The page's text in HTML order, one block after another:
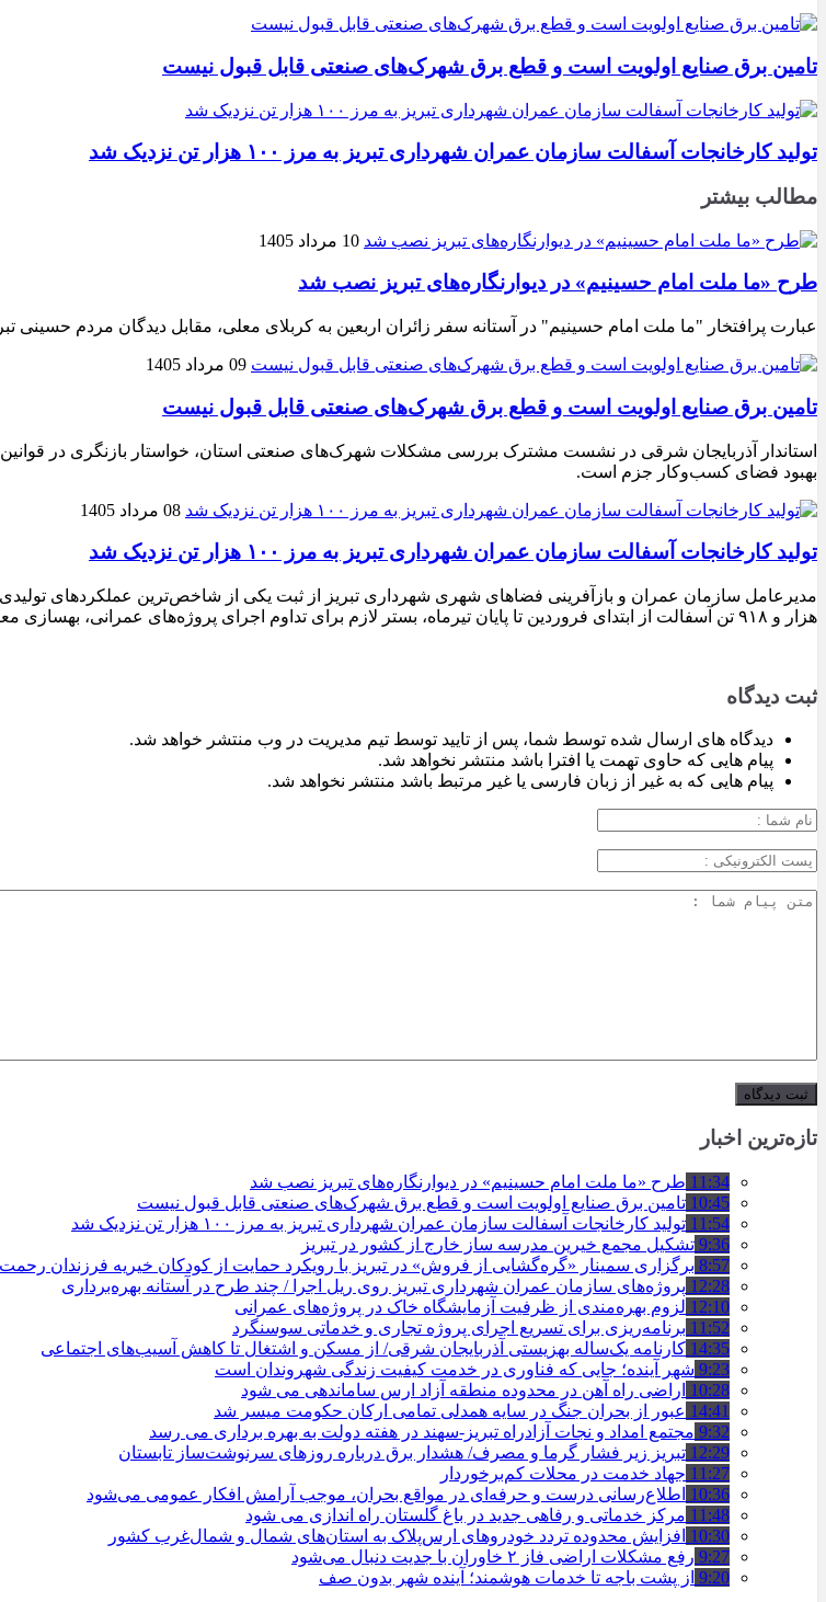
تامین برق صنایع اولویت است و قطع برق شهرک‌های صنعتی قابل قبول نیست
تولید کارخانجات آسفالت سازمان عمران شهرداری تبریز به مرز ۱۰۰ هزار تن نزدیک شد
مطالب بیشتر
10 مرداد 1405
طرح «ما ملت امام حسینیم» در دیوارنگاره‌های تبریز نصب شد
عبارت پرافتخار "ما ملت امام حسینیم" در آستانه سفر زائران اربعین به کربلای معلی، مقابل دیدگان مردم حسینی
09 مرداد 1405
تامین برق صنایع اولویت است و قطع برق شهرک‌های صنعتی قابل قبول نیست
استاندار آذربایجان شرقی در نشست مشترک بررسی مشکلات شهرک‌های صنعتی استان، خواستار بازنگری در قوانین
بهبود فضای کسب‌وکار جزم است.
08 مرداد 1405
تولید کارخانجات آسفالت سازمان عمران شهرداری تبریز به مرز ۱۰۰ هزار تن نزدیک شد
هزار و ۹۱۸ تن آسفالت از ابتدای فروردین تا پایان تیرماه، بستر لازم برای تداوم اجرای پروژه‌های عمرانی، بهسازی معابر و توسعه زیرساخت‌های شهری در سطح تبریز فراهم شده است.
ثبت دیدگاه
دیدگاه های ارسال شده توسط شما، پس از تایید توسط تیم مدیریت در وب منتشر خواهد شد.
پیام هایی که حاوی تهمت یا افترا باشد منتشر نخواهد شد.
پیام هایی که به غیر از زبان فارسی یا غیر مرتبط باشد منتشر نخواهد شد.
تازه‌ترین اخبار
11:34 طرح «ما ملت امام حسینیم» در دیوارنگاره‌های تبریز نصب شد
10:45 تامین برق صنایع اولویت است و قطع برق شهرک‌های صنعتی قابل قبول نیست
11:54 تولید کارخانجات آسفالت سازمان عمران شهرداری تبریز به مرز ۱۰۰ هزار تن نزدیک شد
9:36 تشکیل مجمع خیرین مدرسه ‌ساز خارج از کشور در تبریز
8:57 برگزاری سمینار «گره‌گشایی از فروش» در تبریز با رویکرد حمایت از کودکان خیریه فرزندان رحمت
12:28 پروژه‌های سازمان عمران شهرداری تبریز روی ریل اجرا / چند طرح در آستانه بهره‌برداری
12:10 لزوم بهره‌مندی از ظرفیت آزمایشگاه خاک در پروژه‌های عمرانی
11:52 برنامه‌ریزی برای تسریع اجرای پروژه تجاری و خدماتی سوسنگرد
14:35 کارنامه یک‌ساله بهزیستی آذربایجان شرقی/ از مسکن و اشتغال تا کاهش آسیب‌های اجتماعی
9:23 شهر آینده؛ جایی که فناوری در خدمت کیفیت زندگی شهروندان است
10:28 اراضی راه آهن در محدوده منطقه آزاد ارس ساماندهی می شود
14:41 عبور از بحران جنگ در سایه همدلی تمامی ارکان حکومت میسر شد
9:32 مجتمع امداد و نجات آزادراه تبریز-سهند در هفته دولت به بهره ‌برداری می‌ رسد
12:29 تبریز زیر فشار گرما و مصرف/ هشدار برق درباره روزهای سرنوشت‌ساز تابستان
11:27 جهاد خدمت در محلات کم‌برخوردار
10:36 اطلاع‌رسانی درست و حرفه‌ای در مواقع بحران، موجب آرامش افکار عمومی می‌شود
11:48 مرکز خدماتی و رفاهی جدید در باغ گلستان راه اندازی می شود
10:30 افزایش محدوده تردد خودروهای ارس‌پلاک به استان‌های شمال و شمال‌غرب کشور
9:27 رفع مشکلات اراضی فاز ۲ خاوران با جدیت دنبال می‌شود
9:20 از پشت باجه تا خدمات هوشمند؛ آینده شهر بدون صف